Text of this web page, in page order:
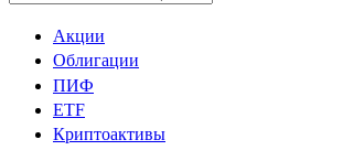
Акции
Облигации
ПИФ
ETF
Криптоактивы